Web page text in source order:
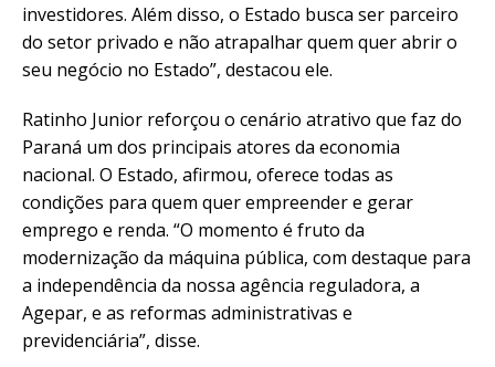
investidores. Além disso, o Estado busca ser parceiro
do setor privado e não atrapalhar quem quer abrir o
seu negócio no Estado”, destacou ele.
Ratinho Junior reforçou o cenário atrativo que faz do
Paraná um dos principais atores da economia
nacional. O Estado, afirmou, oferece todas as
condições para quem quer empreender e gerar
emprego e renda. “O momento é fruto da
modernização da máquina pública, com destaque para
a independência da nossa agência reguladora, a
Agepar, e as reformas administrativas e
previdenciária”, disse.